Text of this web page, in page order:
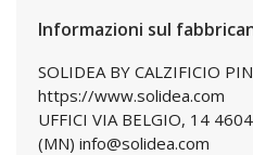
Informazioni sul
SOLIDEA BY CALZIFICIO
https://www.solidea.com
UFFICI VIA BELGIO, 14
(MN) info@solidea.com